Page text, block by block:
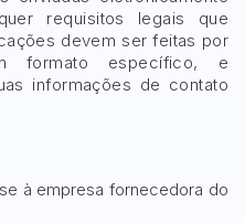
requisitos legais que
devem ser feitas por
formato específico, e
informações de contato
à empresa fornecedora do